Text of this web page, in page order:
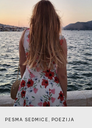
PESMA SEDMICE POEZIJA